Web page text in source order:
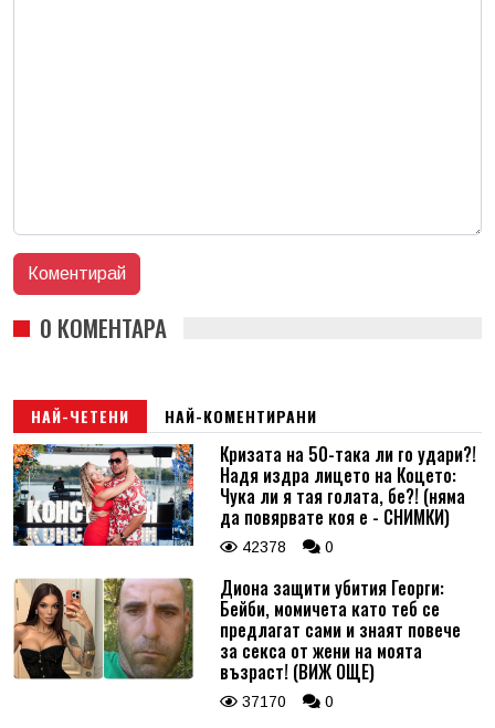
0 КОМЕНТАРА
НАЙ-ЧЕТЕНИ НАЙ-КОМЕНТИРАНИ
Кризата на 50-така ли го удари?!
Надя издра лицето на Коцето:
Чука ли я тая голата, бе?! (няма
да повярвате коя е - СНИМКИ)
42378 0
Диона защити убития Георги:
Бейби, момичета като теб се
предлагат сами и знаят повече
за секса от жени на моята
възраст! (ВИЖ ОЩЕ)
37170 0